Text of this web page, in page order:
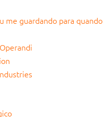
me guardando para quando